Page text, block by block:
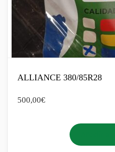
ALLIANCE 380/85R28
500,00€